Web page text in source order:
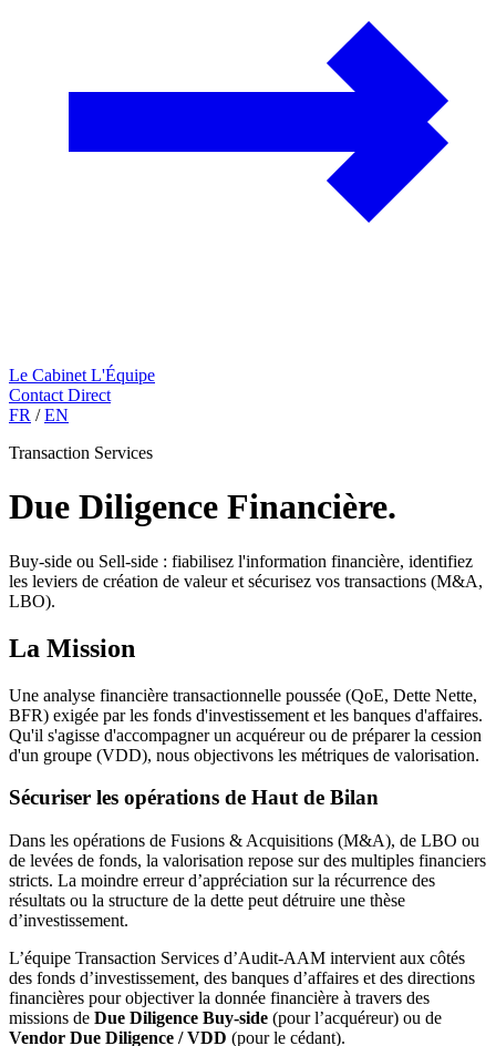
Le Cabinet L'Équipe
Contact Direct
FR / EN
Transaction Services
Due Diligence Financière.
Buy-side ou Sell-side : fiabilisez l'information financière, identifiez
les leviers de création de valeur et sécurisez vos transactions (M&A,
LBO).
La Mission
Une analyse financière transactionnelle poussée (QoE, Dette Nette,
BFR) exigée par les fonds d'investissement et les banques d'affaires.
Qu'il s'agisse d'accompagner un acquéreur ou de préparer la cession
d'un groupe (VDD), nous objectivons les métriques de valorisation.
Sécuriser les opérations de Haut de Bilan
Dans les opérations de Fusions & Acquisitions (M&A), de LBO ou
de levées de fonds, la valorisation repose sur des multiples financiers
stricts. La moindre erreur d’appréciation sur la récurrence des
résultats ou la structure de la dette peut détruire une thèse
d’investissement.
L’équipe Transaction Services d’Audit-AAM intervient aux côtés
des fonds d’investissement, des banques d’affaires et des directions
financières pour objectiver la donnée financière à travers des
missions de Due Diligence Buy-side (pour l’acquéreur) ou de
Vendor Due Diligence / VDD (pour le cédant).